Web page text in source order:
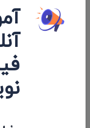
اولین کامنت و یا
ارسال